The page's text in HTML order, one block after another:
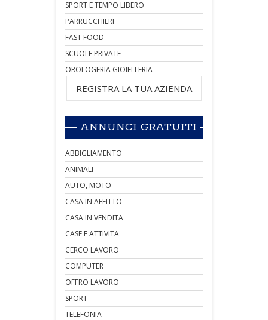
SPORT E TEMPO LIBERO
PARRUCCHIERI
FAST FOOD
SCUOLE PRIVATE
OROLOGERIA GIOIELLERIA
REGISTRA LA TUA AZIENDA
ANNUNCI GRATUITI
ABBIGLIAMENTO
ANIMALI
AUTO, MOTO
CASA IN AFFITTO
CASA IN VENDITA
CASE E ATTIVITA'
CERCO LAVORO
COMPUTER
OFFRO LAVORO
SPORT
TELEFONIA